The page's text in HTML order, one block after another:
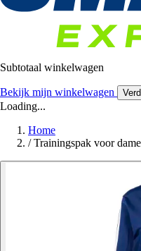
Subtotaal winkelwagen
Bekijk mijn winkelwagen
Loading...
Home
/ Trainingspak voor